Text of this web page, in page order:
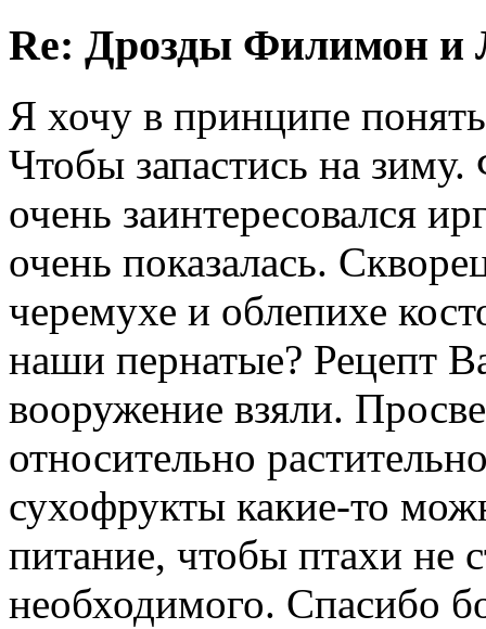
Re: Дрозды Филимон и
Я хочу в принципе
Чтобы запастись на
очень заинтересовался
очень показалась.
черемухе и облепихе
наши пернатые? Рецепт
вооружение взяли.
относительно
сухофрукты какие-то
питание, чтобы птахи не
необходимого. Спасибо